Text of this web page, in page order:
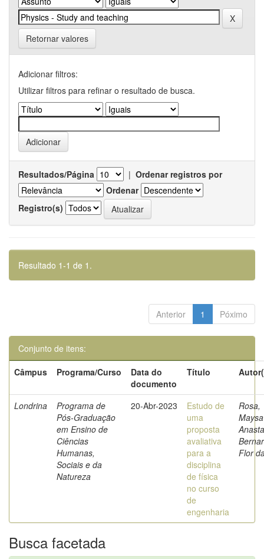
Retornar valores
Adicionar filtros:
Utilizar filtros para refinar o resultado de busca.
Resultados/Página | Ordenar registros por
Ordenar
Registro(s)
Resultado 1-1 de 1.
Anterior 1 Póximo
Conjunto de itens:
Câmpus
Programa/Curso
Data do
documento
Título
Londrina
Programa de
Pós-Graduação
em Ensino de
Ciências
Humanas,
Sociais e da
Natureza
20-Abr-2023
Estudo de
uma
proposta
avaliativa
para a
disciplina
de física
no curso
de
engenharia
Rosa,
Maysa
Flor
Busca facetada